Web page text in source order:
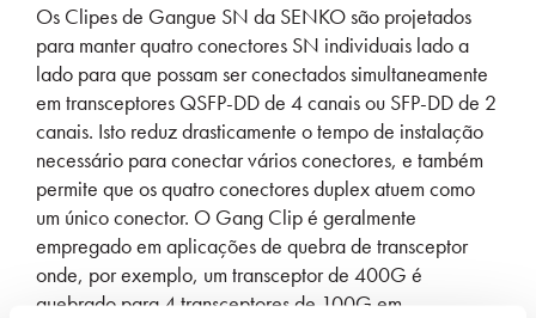
Os Clipes de Gangue SN da SENKO são projetados
para manter quatro conectores SN individuais lado a
lado para que possam ser conectados simultaneamente
em transceptores QSFP-DD de 4 canais ou SFP-DD de 2
canais. Isto reduz drasticamente o tempo de instalação
necessário para conectar vários conectores, e também
permite que os quatro conectores duplex atuem como
um único conector. O Gang Clip é geralmente
empregado em aplicações de quebra de transceptor
onde, por exemplo, um transceptor de 400G é
quebrado para 4 transceptores de 100G em